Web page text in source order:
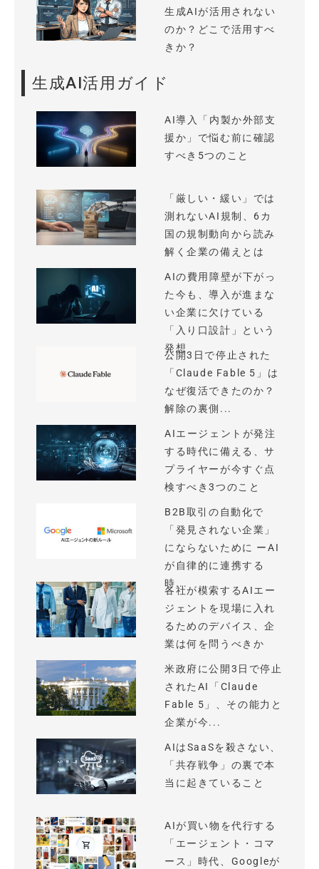
生成AIが活用されない
のか？どこで活用すべ
きか？
生成AI活用ガイド
AI導入「内製か外部支
援か」で悩む前に確認
すべき5つのこと
「厳しい・緩い」では
測れないAI規制、6カ
国の規制動向から読み
解く企業の備えとは
AIの費用障壁が下がっ
た今も、導入が進まな
い企業に欠けている
「入り口設計」という
発想
公開3日で停止された
「Claude Fable 5」は
なぜ復活できたのか？
解除の裏側...
AIエージェントが発注
する時代に備える、サ
プライヤーが今すぐ点
検すべき3つのこと
B2B取引の自動化で
「発見されない企業」
にならないために ーAI
が自律的に連携する
時...
各社が模索するAIエー
ジェントを現場に入れ
るためのデバイス、企
業は何を問うべきか
米政府に公開3日で停止
されたAI「Claude
Fable 5」、その能力と
企業が今...
AIはSaaSを殺さない、
「共存戦争」の裏で本
当に起きていること
AIが買い物を代行する
「エージェント・コマ
ース」時代、Googleが